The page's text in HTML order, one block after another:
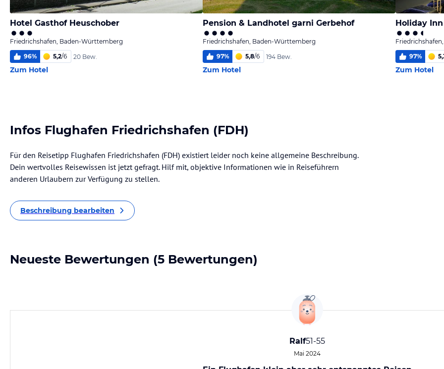
Hotel Gasthof Heuschober
Friedrichshafen, Baden-Württemberg
96% 5,2/6 20 Bew.
Zum Hotel
Pension & Landhotel garni Gerbehof
Friedrichshafen, Baden-Württemberg
97% 5,8/6 194 Bew.
Zum Hotel
Holiday
97%
Zum Hotel
Infos Flughafen Friedrichshafen (FDH)
Für den Reisetipp Flughafen Friedrichshafen (FDH) existiert leider noch keine allgemeine Beschreibung.
Dein wertvolles Reisewissen ist jetzt gefragt. Hilf mit, objektive Informationen wie in Reiseführern
anderen Urlaubern zur Verfügung zu stellen.
Beschreibung bearbeiten
Neueste Bewertungen (5 Bewertungen)
Ralf51-55
Mai 2024